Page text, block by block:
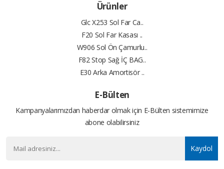
Ürünler
Glc X253 Sol Far Ca..
F20 Sol Far Kasası ..
W906 Sol Ön Çamurlu..
F82 Stop Sağ İÇ BAG..
E30 Arka Amortisör ..
E-Bülten
Kampanyalarımızdan haberdar olmak için E-Bülten sistemimize
abone olabilirsiniz
Kaydol